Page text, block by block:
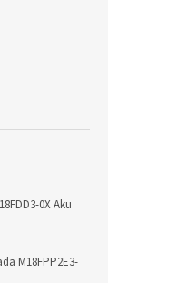
0X Aku
M18FPP2E3-